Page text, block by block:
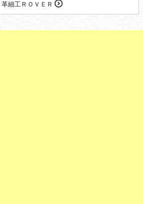
革細工ＲＯＶＥＲ